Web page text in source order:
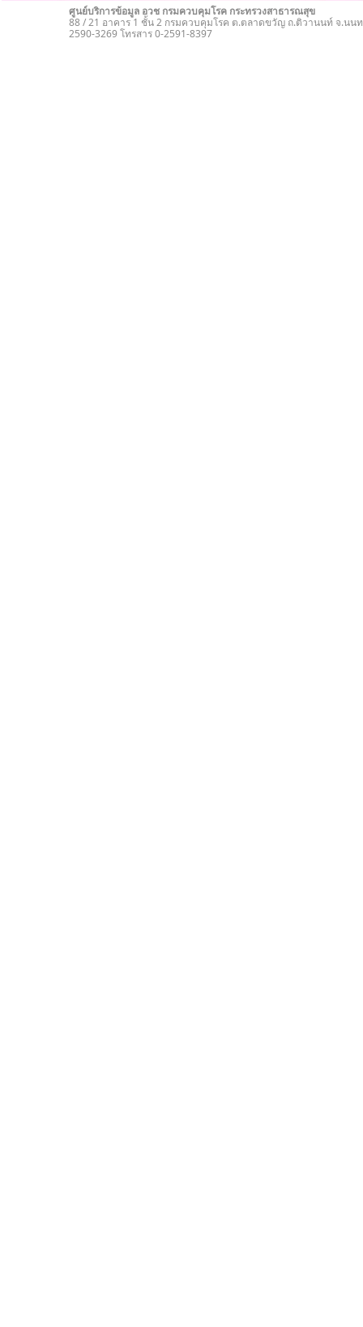
ศูนย์บริการข้อมูล อวช กรมควบคุมโรค กระทรวงสาธารณสุข
88 / 21 อาคาร 1 ชั้น 2 กรมควบคุมโรค ต.ตลาดขวัญ ถ.ติวานนท์ จ.นน
2590-3269 โทรสาร 0-2591-8397